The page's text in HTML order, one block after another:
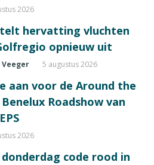
2026
hervatting vluchten
opnieuw uit
5 augustus 2026
aan voor de Around the
Roadshow van
2026
code rood in